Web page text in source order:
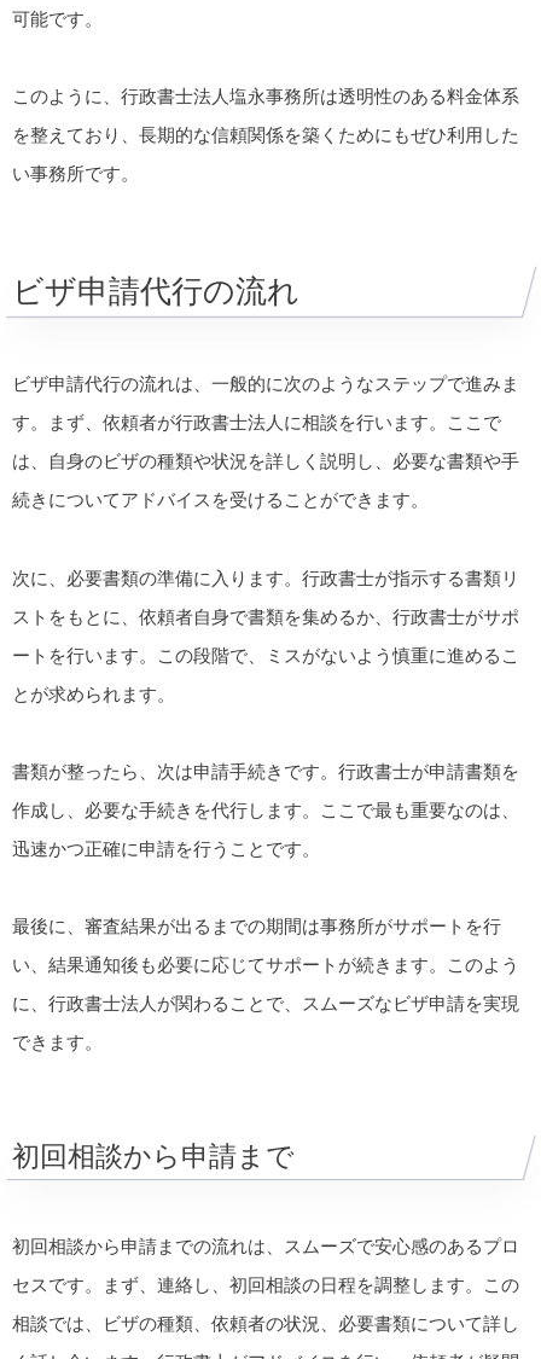
可能です。
このように、行政書士法人塩永事務所は透明性のある料金体系
を整えており、長期的な信頼関係を築くためにもぜひ利用した
い事務所です。
ビザ申請代行の流れ
ビザ申請代行の流れは、一般的に次のようなステップで進みま
す。まず、依頼者が行政書士法人に相談を行います。ここで
は、自身のビザの種類や状況を詳しく説明し、必要な書類や手
続きについてアドバイスを受けることができます。
次に、必要書類の準備に入ります。行政書士が指示する書類リ
ストをもとに、依頼者自身で書類を集めるか、行政書士がサポ
ートを行います。この段階で、ミスがないよう慎重に進めるこ
とが求められます。
書類が整ったら、次は申請手続きです。行政書士が申請書類を
作成し、必要な手続きを代行します。ここで最も重要なのは、
迅速かつ正確に申請を行うことです。
最後に、審査結果が出るまでの期間は事務所がサポートを行
い、結果通知後も必要に応じてサポートが続きます。このよう
に、行政書士法人が関わることで、スムーズなビザ申請を実現
できます。
初回相談から申請まで
初回相談から申請までの流れは、スムーズで安心感のあるプロ
セスです。まず、連絡し、初回相談の日程を調整します。この
相談では、ビザの種類、依頼者の状況、必要書類について詳し